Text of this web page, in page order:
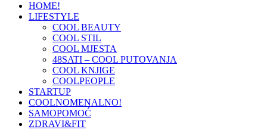
HOME!
LIFESTYLE
COOL BEAUTY
COOL STIL
COOL MJESTA
48SATI – COOL PUTOVANJA
COOL KNJIGE
COOLPEOPLE
STARTUP
COOLNOMENALNO!
SAMOPOMOĆ
ZDRAVI&FIT